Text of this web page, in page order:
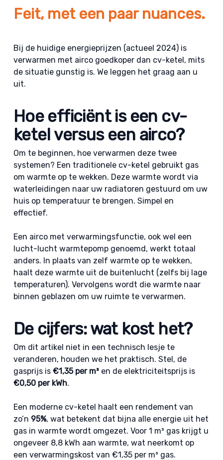
Feit, met een paar nuances.
Bij de huidige energieprijzen (actueel 2024) is
verwarmen met airco goedkoper dan cv-ketel, mits
de situatie gunstig is. We leggen het graag aan u
uit.
Hoe efficiënt is een cv-
ketel versus een airco?
Om te beginnen, hoe verwarmen deze twee
systemen? Een traditionele cv-ketel gebruikt gas
om warmte op te wekken. Deze warmte wordt via
waterleidingen naar uw radiatoren gestuurd om uw
huis op temperatuur te brengen. Simpel en
effectief.
Een airco met verwarmingsfunctie, ook wel een
lucht-lucht warmtepomp genoemd, werkt totaal
anders. In plaats van zelf warmte op te wekken,
haalt deze warmte uit de buitenlucht (zelfs bij lage
temperaturen). Vervolgens wordt die warmte naar
binnen geblazen om uw ruimte te verwarmen.
De cijfers: wat kost het?
Om dit artikel niet in een technisch lesje te
veranderen, houden we het praktisch. Stel, de
gasprijs is €1,35 per m³en de elektriciteitsprijs is
€0,50 per kWh.
Een moderne cv-ketel haalt een rendement van
zo’n 95%, wat betekent dat bijna alle energie uit het
gas in warmte wordt omgezet. Voor 1 m³ gas krijgt u
ongeveer 8,8 kWh aan warmte, wat neerkomt op
een verwarmingskost van €1,35 per m³ gas.